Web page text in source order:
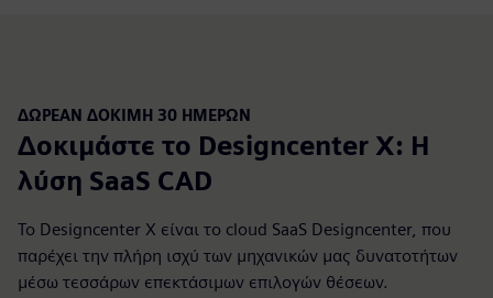
ΔΩΡΕΆΝ ΔΟΚΙΜΉ 30 ΗΜΕΡΏΝ
Δοκιμάστε το Designcenter X: Η
λύση SaaS CAD
Το Designcenter X είναι το cloud SaaS Designcenter, που
παρέχει την πλήρη ισχύ των μηχανικών μας δυνατοτήτων
μέσω τεσσάρων επεκτάσιμων επιλογών θέσεων.